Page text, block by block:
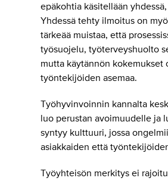
epäkohtia käsitellään
Yhdessä tehty ilmoitus on
tärkeää muistaa, että
työsuojelu, työterveyshuolto
mutta käytännön
työntekijöiden asemaa.
Työhyvinvoinnin kannalta
luo perustan avoimuudelle ja
syntyy kulttuuri, jossa
asiakkaiden että
Työyhteisön merkitys ei